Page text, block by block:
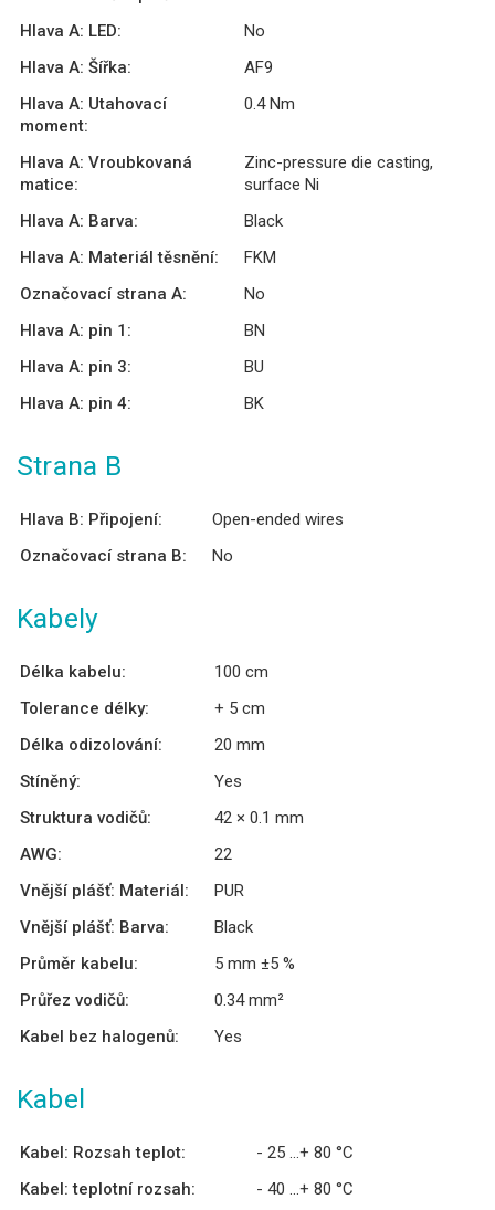
Hlava A: LED:
No
Hlava A: Šířka:
AF9
Hlava A: Utahovací
moment:
0.4 Nm
Hlava A: Vroubkovaná
matice:
Zinc-pressure die casting,
surface Ni
Hlava A: Barva:
Black
Hlava A: Materiál těsnění:
FKM
Označovací strana A:
No
Hlava A: pin 1:
BN
Hlava A: pin 3:
BU
Hlava A: pin 4:
BK
Strana B
Hlava B: Připojení:
Open-ended wires
Označovací strana B:
No
Kabely
Délka kabelu:
100 cm
Tolerance délky:
+ 5 cm
Délka odizolování:
20 mm
Stíněný:
Yes
Struktura vodičů:
42 × 0.1 mm
AWG:
22
Vnější plášť: Materiál:
PUR
Vnější plášť: Barva:
Black
Průměr kabelu:
5 mm ±5 %
Průřez vodičů:
0.34 mm²
Kabel bez halogenů:
Yes
Kabel
Kabel: Rozsah teplot:
- 25 ...+ 80 °C
Kabel: teplotní rozsah:
- 40 ...+ 80 °C